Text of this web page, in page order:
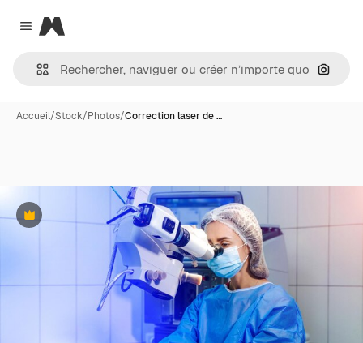
Close menu
Magnific
Accueil/Stock/Photos/Correction laser de …
Premium